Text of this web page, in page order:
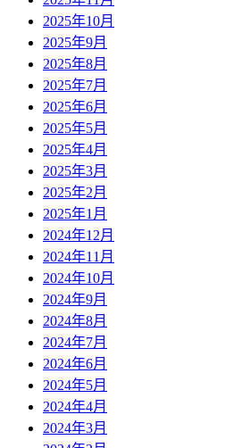
2025年10月
2025年9月
2025年8月
2025年7月
2025年6月
2025年5月
2025年4月
2025年3月
2025年2月
2025年1月
2024年12月
2024年11月
2024年10月
2024年9月
2024年8月
2024年7月
2024年6月
2024年5月
2024年4月
2024年3月